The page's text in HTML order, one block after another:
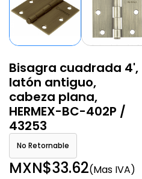
Bisagra cuadrada 4',
latón antiguo,
cabeza plana,
HERMEX-BC-402P /
43253
No Retornable
MXN$33.62(Mas IVA)